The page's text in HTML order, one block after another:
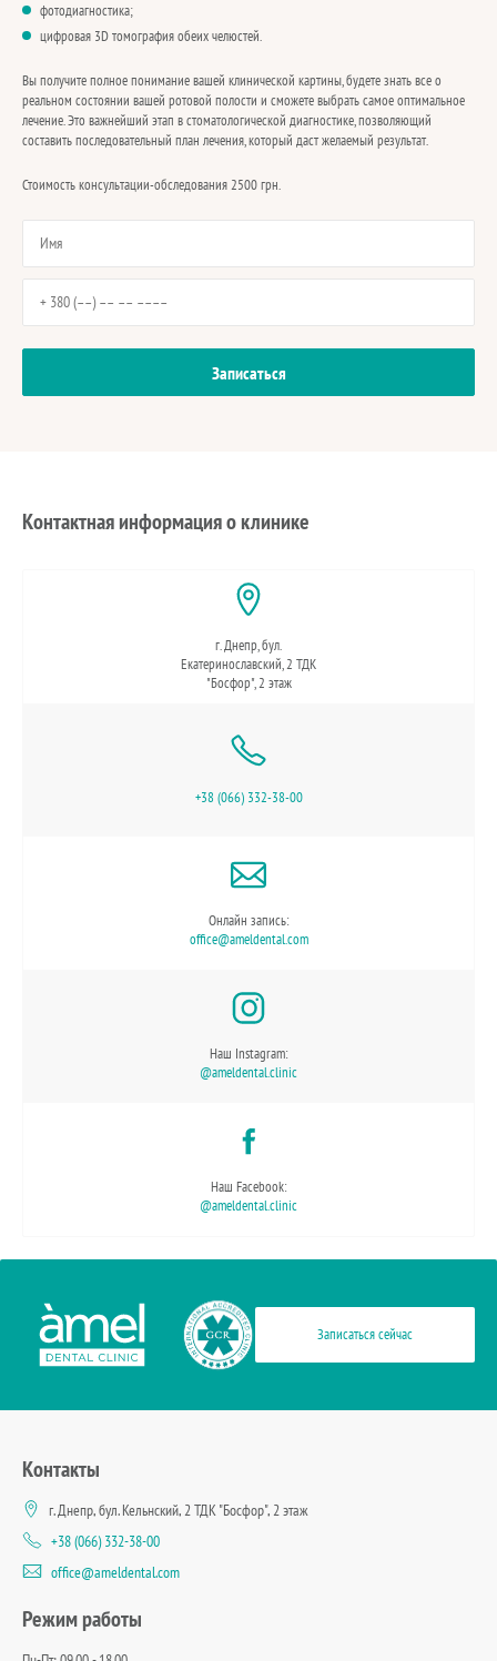
фотодиагностика;
цифровая 3D томография обеих челюстей.
Вы получите полное понимание вашей клинической картины, будете знать все о
реальном состоянии вашей ротовой полости и сможете выбрать самое оптимальное
лечение. Это важнейший этап в стоматологической диагностике, позволяющий
составить последовательный план лечения, который даст желаемый результат.
Стоимость консультации-обследования 2500 грн.
Контактная информация о клинике
г. Днепр, бул.
Екатеринославский, 2 ТДК
"Босфор", 2 этаж
+38 (066) 332-38-00
Онлайн запись:
office@ameldental.com
Наш Instagram:
@ameldental.clinic
Наш Facebook:
@ameldental.clinic
Записаться сейчас
Контакты
г. Днепр, бул. Кельнский, 2 ТДК "Босфор", 2 этаж
+38 (066) 332-38-00
office@ameldental.com
Режим работы